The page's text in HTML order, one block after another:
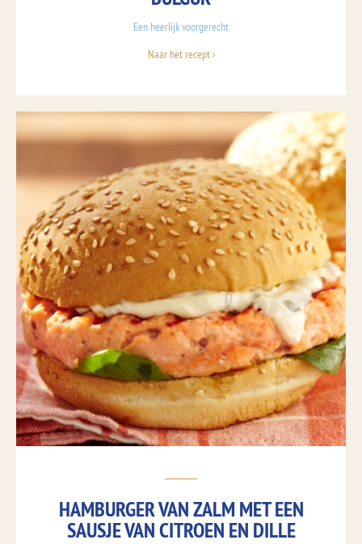
Een heerlijk voorgerecht
Naar het recept ›
HAMBURGER VAN ZALM MET EEN
SAUSJE VAN CITROEN EN DILLE